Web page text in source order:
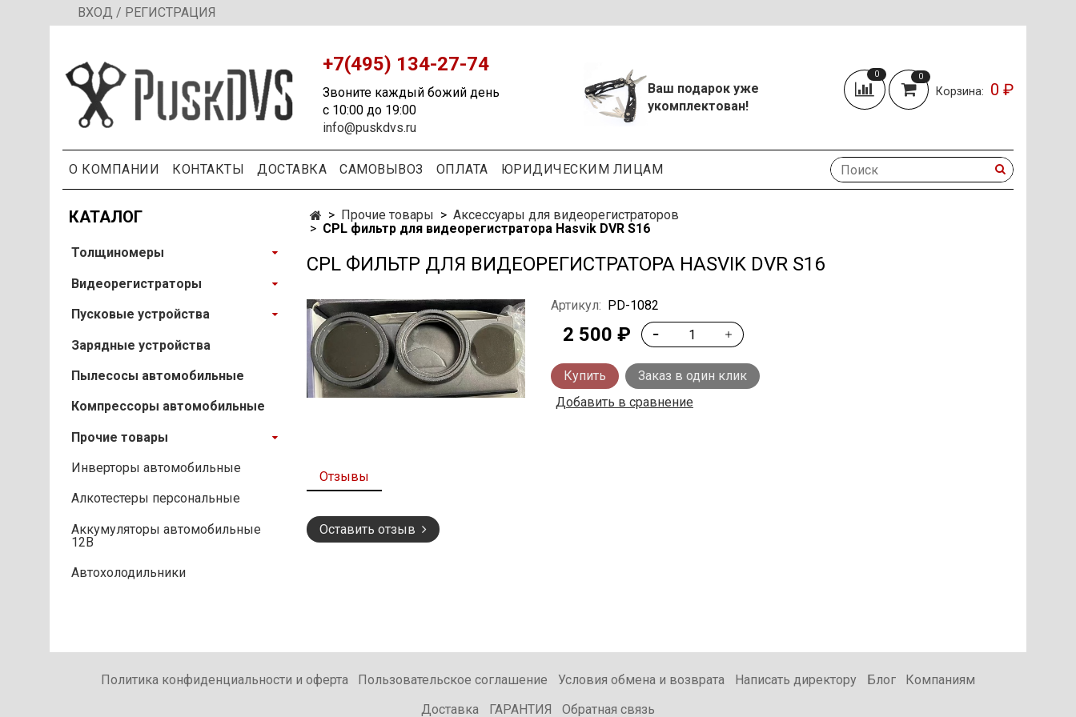
ВХОД / РЕГИСТРАЦИЯ
+7(495) 134-27-74
Звоните каждый божий день
с 10:00 до 19:00
info@puskdvs.ru
Ваш подарок уже
укомплектован!
0 0
Корзина: 0 ₽
О КОМПАНИИ КОНТАКТЫ ДОСТАВКА САМОВЫВОЗ ОПЛАТА ЮРИДИЧЕСКИМ ЛИЦАМ
Прочие товары
Аксессуары для видеорегистраторов
CPL фильтр для видеорегистратора Hasvik DVR S16
CPL ФИЛЬТР ДЛЯ ВИДЕОРЕГИСТРАТОРА HASVIK DVR S16
Артикул: PD-1082
2 500 ₽
Купить
Заказ в один клик
Добавить в сравнение
Отзывы
Оставить отзыв
КАТАЛОГ
Толщиномеры
Видеорегистраторы
Пусковые устройства
Зарядные устройства
Пылесосы автомобильные
Компрессоры автомобильные
Прочие товары
Инверторы автомобильные
Алкотестеры персональные
Аккумуляторы автомобильные
12В
Автохолодильники
Политика конфиденциальности и оферта Пользовательское соглашение Условия обмена и возврата Написать директору Блог
Компаниям
Доставка
ГАРАНТИЯ Обратная связь